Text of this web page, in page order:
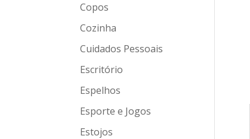
Copos
Cozinha
Cuidados Pessoais
Escritório
Espelhos
Esporte e Jogos
Estojos